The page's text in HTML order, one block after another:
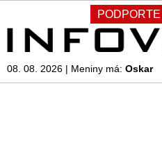
08. 08. 2026 | Meniny má: Oskar